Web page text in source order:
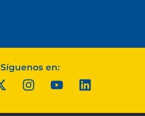
Síguenos en: